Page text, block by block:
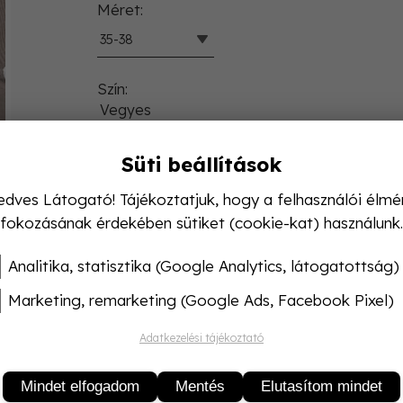
Méret
35-38
Szín
Vegyes
Azonnal raktárról
Csomagolás:5db/Csomag
Süti beállítások
Látogató! Tájékoztatjuk, hogy a felhasználói
fokozásának érdekében sütiket (cookie-kat) használunk.
Analitika, statisztika (Google Analytics, látogatottság)
Marketing, remarketing (Google Ads, Facebook Pixel)
Adatkezelési tájékoztató
Mindet elfogadom Mentés Elutasítom mindet